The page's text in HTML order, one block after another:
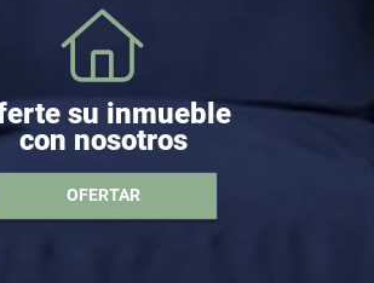
su inmueble
con nosotros
OFERTAR